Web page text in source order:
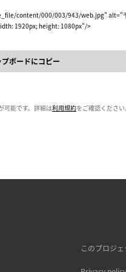
content/000/003/943/web.jpg" alt="
1920px; height: 1080px"/>
ボードにコピー
可能です。詳細は利用規約をご確認ください
このプロジ